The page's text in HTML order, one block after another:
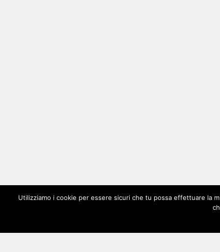
Utilizziamo i cookie per essere sicuri che tu possa effettuare la